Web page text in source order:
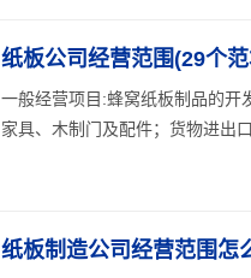
纸板公司经营范围(29个
一般经营项目:蜂窝纸板制品的开
家具、木制门及配件；货物进出
纸板制造公司经营范围怎